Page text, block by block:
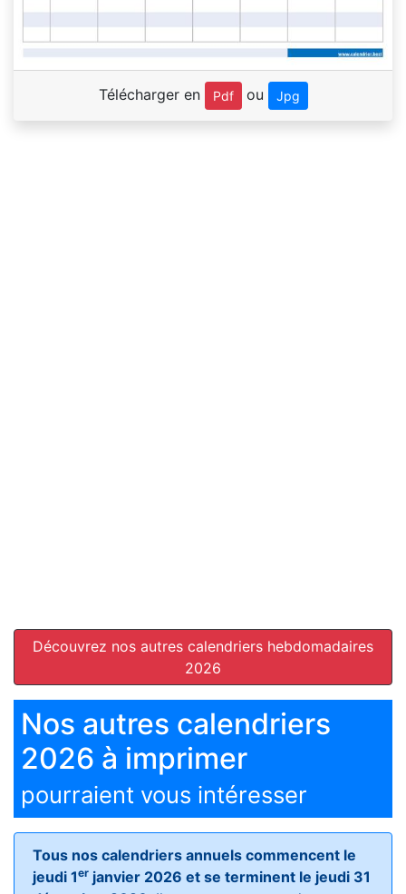
Télécharger en Pdf ou Jpg
Découvrez nos autres calendriers hebdomadaires
2026
Nos autres calendriers
2026 à imprimer
pourraient vous intéresser
Tous nos calendriers annuels commencent le
jeudi 1er janvier 2026 et se terminent le jeudi 31